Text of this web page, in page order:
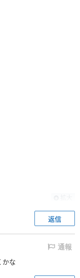
返信
通報
かな